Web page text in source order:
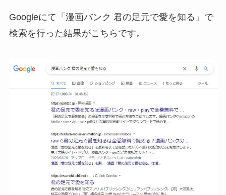
Googleにて「漫画バンク 君の足元で愛を知る」で
検索を行った結果がこちらです。